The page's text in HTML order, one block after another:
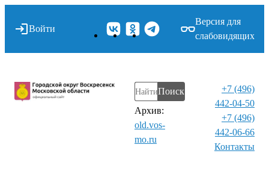
Войти
Версия для
слабовидящих
Поиск
Архив:
old.vos-
mo.ru
+7 (496)
442-04-50
+7 (496)
442-06-66
Контакты⁠